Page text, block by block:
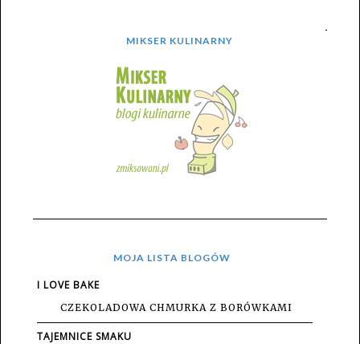
MIKSER KULINARNY
MOJA LISTA BLOGÓW
I LOVE BAKE
CZEKOLADOWA CHMURKA Z BORÓWKAMI
TAJEMNICE SMAKU